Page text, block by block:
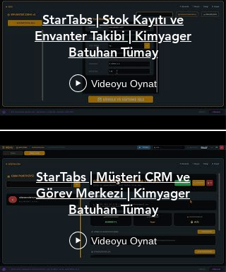
StarTabs | Stok Kayıtı ve
Envanter Takibi | Kimyager
Batuhan Tümay
Videoyu Oynat
StarTabs | Müşteri CRM ve
Görev Merkezi | Kimyager
Batuhan Tümay
Videoyu Oynat